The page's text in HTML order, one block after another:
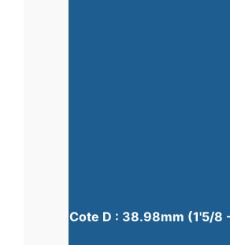
Cote D : 38.98mm (1'5/8